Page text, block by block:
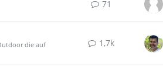
71
die auf
1,7k